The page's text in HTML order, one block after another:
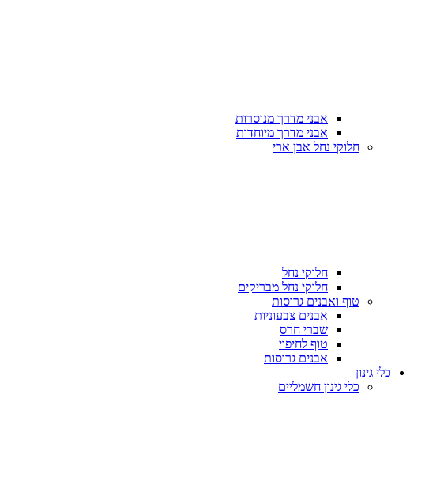
אבני מדרך מנוסרות
אבני מדרך מיוחדות
חלוקי נחל אבן ארי
חלוקי נחל
חלוקי נחל מבריקים
טוף ואבנים גרוסות
אבנים צבעוניות
שברי חרס
טוף לחיפוי
אבנים גרוסות
כלי גינון
כלי גינון חשמליים